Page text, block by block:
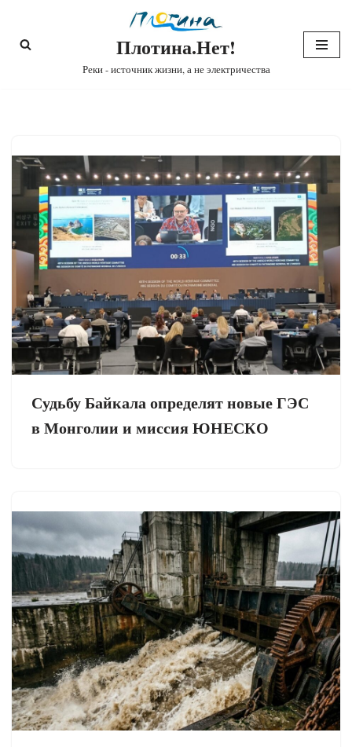
Перейти
Плотина.Нет!
Реки - источник жизни, а не электричества
Судьбу Байкала определят новые ГЭС
в Монголии и миссия ЮНЕСКО